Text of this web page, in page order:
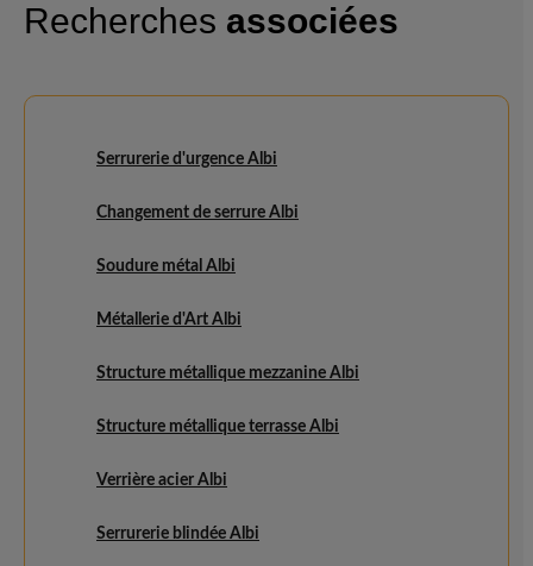
Recherches associées
Serrurerie d'urgence Albi
Changement de serrure Albi
Soudure métal Albi
Métallerie d'Art Albi
Structure métallique mezzanine Albi
Structure métallique terrasse Albi
Verrière acier Albi
Serrurerie blindée Albi